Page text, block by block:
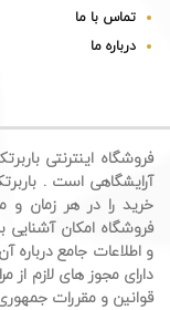
تماس با ما
درباره ما
فروشگاه اینترنتی
آرایشگاهی است .
خرید را در هر زمان و
فروشگاه امکان آشنایی
و اطلاعات جامع
دارای مجوز های لازم از
قوانین و مقررات